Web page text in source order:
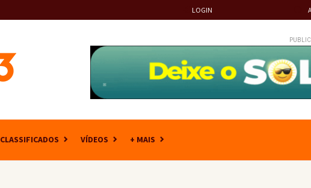
LOGIN
CLASSIFICADOS VÍDEOS + MAIS